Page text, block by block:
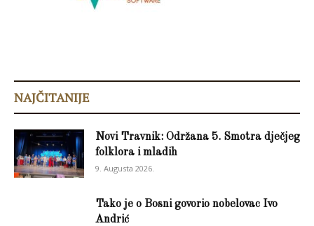
NAJČITANIJE
Novi Travnik: Održana 5. Smotra dječjeg
folklora i mladih
9. Augusta 2026.
Tako je o Bosni govorio nobelovac Ivo
Andrić